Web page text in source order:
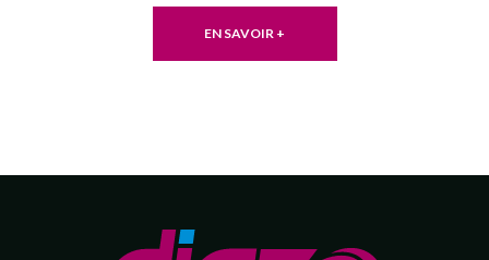
EN SAVOIR +